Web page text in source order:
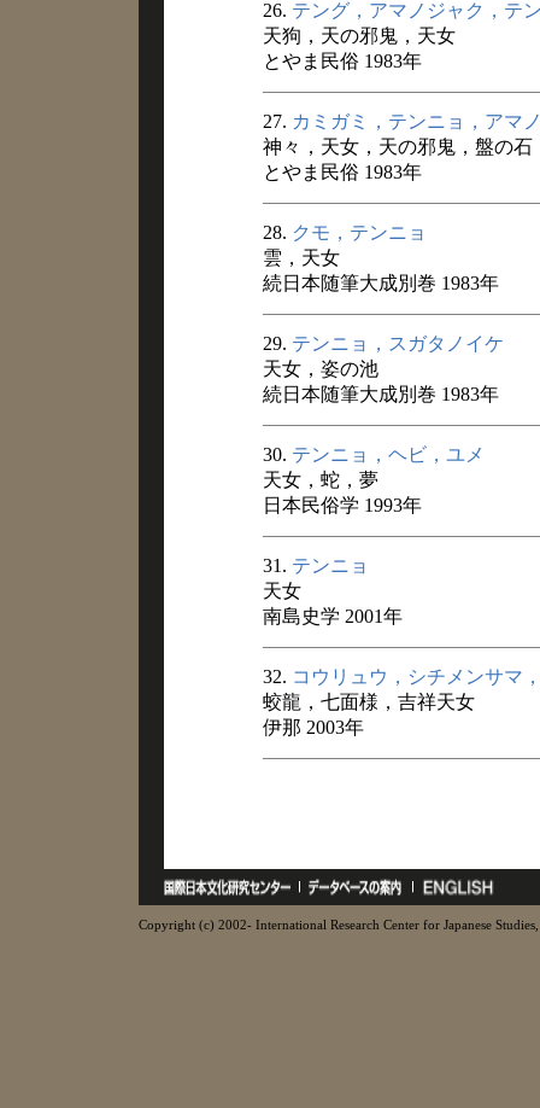
26. テング，アマノジャク，テ
天狗，天の邪鬼，天女
とやま民俗 1983年
27. カミガミ，テンニョ，アマ
神々，天女，天の邪鬼，盤の石
とやま民俗 1983年
28. クモ，テンニョ
雲，天女
続日本随筆大成別巻 1983年
29. テンニョ，スガタノイケ
天女，姿の池
続日本随筆大成別巻 1983年
30. テンニョ，ヘビ，ユメ
天女，蛇，夢
日本民俗学 1993年
31. テンニョ
天女
南島史学 2001年
32. コウリュウ，シチメンサマ
蛟龍，七面様，吉祥天女
伊那 2003年
Copyright (c) 2002- International Research Center for Japanese